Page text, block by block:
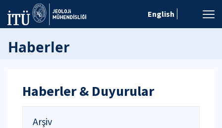
English
Haberler
Haberler & Duyurular
Arşiv